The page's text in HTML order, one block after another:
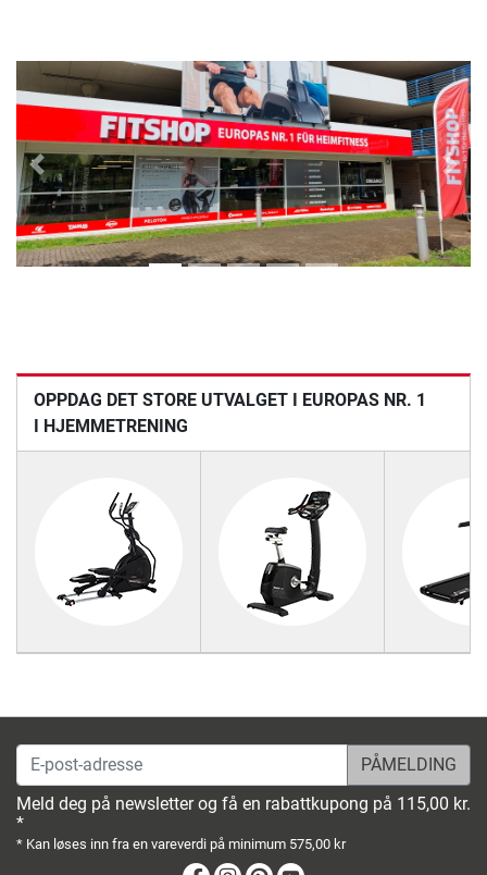
Previous Next
OPPDAG DET STORE UTVALGET I EUROPAS NR. 1
I HJEMMETRENING
E-post-adresse
Meld deg på newsletter og få en rabattkupong på 115,00 kr.
*
* Kan løses inn fra en vareverdi på minimum 575,00 kr